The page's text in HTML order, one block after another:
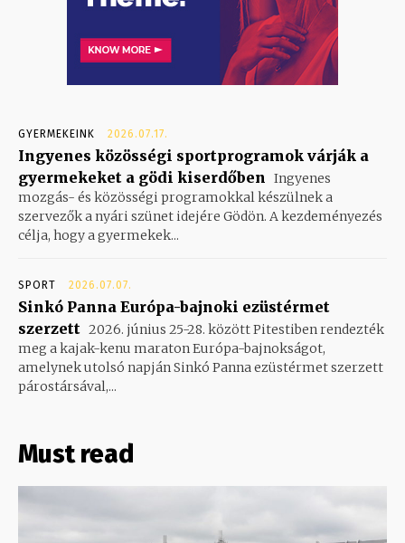
GYERMEKEINK 2026.07.17.
Ingyenes közösségi sportprogramok várják a
gyermekeket a gödi kiserdőben
Ingyenes
mozgás- és közösségi programokkal készülnek a
szervezők a nyári szünet idejére Gödön. A kezdeményezés
célja, hogy a gyermekek...
SPORT 2026.07.07.
Sinkó Panna Európa-bajnoki ezüstérmet
szerzett 2026. június 25-28. között Pitestiben rendezték
meg a kajak-kenu maraton Európa-bajnokságot,
amelynek utolsó napján Sinkó Panna ezüstérmet szerzett
párostársával,...
Must read